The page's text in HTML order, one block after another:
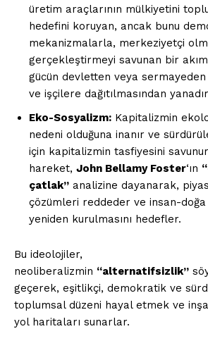
üretim araçlarının mülkiyetini
hedefini koruyan, ancak bunu
mekanizmalarla, merkeziyetçi
gerçekleştirmeyi savunan bir
gücün devletten veya
ve işçilere dağıtılmasından
Eko-Sosyalizm: Kapitalizmin
nedeni olduğuna inanır ve
için kapitalizmin tasfiyesini
hareket, John Bellamy Foster‘ın
çatlak” analizine dayanarak,
çözümleri reddeder ve insan-
yeniden kurulmasını hedefler.
Bu ideolojiler,
neoliberalizmin “alternatifsizlik”
geçerek, eşitlikçi, demokratik ve
toplumsal düzeni hayal etmek ve
yol haritaları sunarlar.